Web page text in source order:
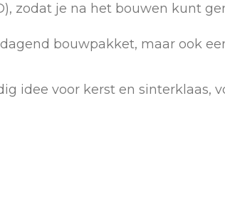
zodat je na het bouwen kunt
bouwpakket, maar ook
idee voor kerst en sinterklaas,